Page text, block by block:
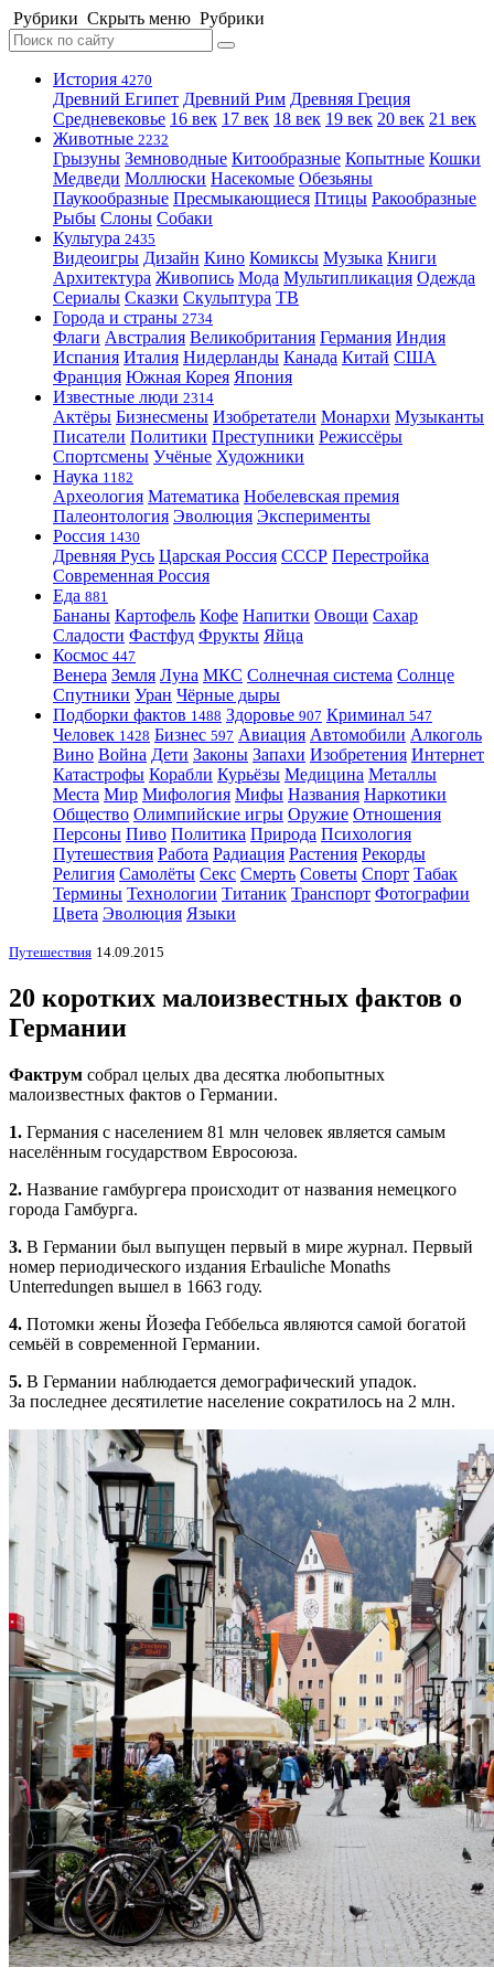
Рубрики Скрыть меню Рубрики
История 4270
Древний Египет Древний Рим Древняя Греция
Средневековье 16 век 17 век 18 век 19 век 20 век 21 век
Животные 2232
Грызуны Земноводные Китообразные Копытные Кошки
Медведи Моллюски Насекомые Обезьяны
Паукообразные Пресмыкающиеся Птицы Ракообразные
Рыбы Слоны Собаки
Культура 2435
Видеоигры Дизайн Кино Комиксы Музыка Книги
Архитектура Живопись Мода Мультипликация Одежда
Сериалы Сказки Скульптура ТВ
Города и страны 2734
Флаги Австралия Великобритания Германия Индия
Испания Италия Нидерланды Канада Китай США
Франция Южная Корея Япония
Известные люди 2314
Актёры Бизнесмены Изобретатели Монархи Музыканты
Писатели Политики Преступники Режиссёры
Спортсмены Учёные Художники
Наука 1182
Археология Математика Нобелевская премия
Палеонтология Эволюция Эксперименты
Россия 1430
Древняя Русь Царская Россия СССР Перестройка
Современная Россия
Еда 881
Бананы Картофель Кофе Напитки Овощи Сахар
Сладости Фастфуд Фрукты Яйца
Космос 447
Венера Земля Луна МКС Солнечная система Солнце
Спутники Уран Чёрные дыры
Подборки фактов 1488 Здоровье 907 Криминал 547
Человек 1428 Бизнес 597 Авиация Автомобили Алкоголь
Вино Война Дети Законы Запахи Изобретения Интернет
Катастрофы Корабли Курьёзы Медицина Металлы
Места Мир Мифология Мифы Названия Наркотики
Общество Олимпийские игры Оружие Отношения
Персоны Пиво Политика Природа Психология
Путешествия Работа Радиация Растения Рекорды
Религия Самолёты Секс Смерть Советы Спорт Табак
Термины Технологии Титаник Транспорт Фотографии
Цвета Эволюция Языки
Путешествия 14.09.2015
20 коротких малоизвестных фактов о
Германии
Фактрум собрал целых два десятка любопытных
малоизвестных фактов о Германии.
1. Германия с населением 81 млн человек является самым
населённым государством Евросоюза.
2. Название гамбургера происходит от названия немецкого
города Гамбурга.
3. В Германии был выпущен первый в мире журнал. Первый
номер периодического издания Erbauliche Monaths
Unterredungen вышел в 1663 году.
4. Потомки жены Йозефа Геббельса являются самой богатой
семьёй в современной Германии.
5. В Германии наблюдается демографический упадок.
За последнее десятилетие население сократилось на 2 млн.